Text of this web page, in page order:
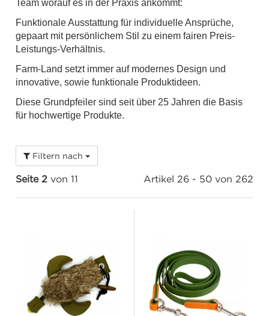
Team worauf es in der Praxis ankommt:
Funktionale Ausstattung für individuelle Ansprüche,
gepaart mit persönlichem Stil zu einem fairen Preis-
Leistungs-Verhältnis.
Farm-Land setzt immer auf modernes Design und
innovative, sowie funktionale Produktideen.
Diese Grundpfeiler sind seit über 25 Jahren die Basis
für hochwertige Produkte.
Filtern nach
Seite 2 von 11 Artikel 26 - 50 von 262